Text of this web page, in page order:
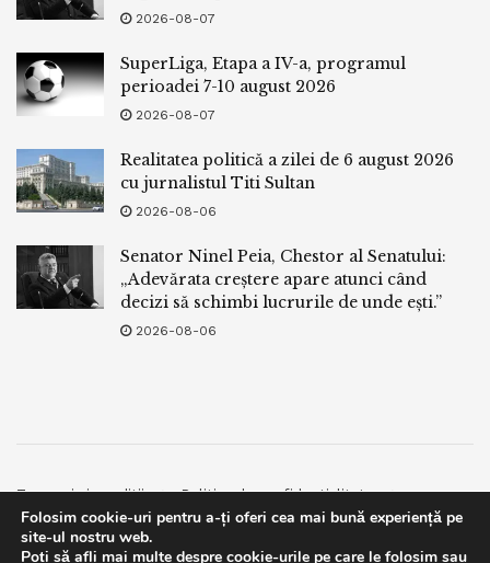
2026-08-07
SuperLiga, Etapa a IV-a, programul
perioadei 7-10 august 2026
2026-08-07
Realitatea politică a zilei de 6 august 2026
cu jurnalistul Titi Sultan
2026-08-06
Senator Ninel Peia, Chestor al Senatului:
„Adevărata creștere apare atunci când
decizi să schimbi lucrurile de unde ești.”
2026-08-06
Termeni si conditii
Politica de confidentialitate
Facebook
Contact
© 2019bpnews- Business & Politics Newsbpnews.
Folosim cookie-uri pentru a-ți oferi cea mai bună experiență pe
site-ul nostru web.
Poți să afli mai multe despre cookie-urile pe care le folosim sau